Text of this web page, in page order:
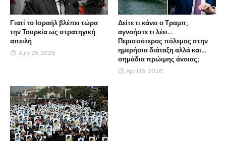
Γιατί το Ισραήλ βλέπει τώρα
την Τουρκία ως στρατηγική
απειλή
July 25, 2026
Δείτε τι κάνει ο Τραμπ,
αγνοήστε τι λέει...
Περισσότερος πόλεμος στην
ημερήσια διάταξη αλλά και...
σημάδια πρώιμης άνοιας;
April 16, 2026